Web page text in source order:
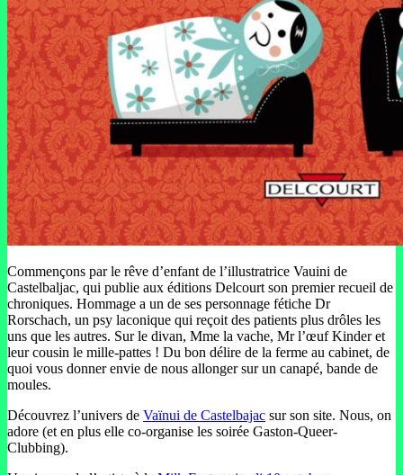
Commençons par le rêve d’enfant de l’illustratrice Vauini de
Castelbaljac, qui publie aux éditions Delcourt son premier recueil de
chroniques. Hommage a un de ses personnage fétiche Dr
Rorschach, un psy laconique qui reçoit des patients plus drôles les
uns que les autres. Sur le divan, Mme la vache, Mr l’œuf Kinder et
leur cousin le mille-pattes ! Du bon délire de la ferme au cabinet, de
quoi vous donner envie de nous allonger sur un canapé, bande de
moules.
Découvrez l’univers de Vaïnui de Castelbajac sur son site. Nous, on
adore (et en plus elle co-organise les soirée Gaston-Queer-
Clubbing).